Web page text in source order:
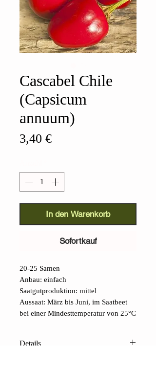
Cascabel Chile
(Capsicum
annuum)
3,40 €Preis
In den Warenkorb
Sofortkauf
20-25 Samen
Anbau: einfach
Saatgutproduktion: mittel
Aussaat: März bis Juni, im Saatbeet
bei einer Mindesttemperatur von 25°C
Details